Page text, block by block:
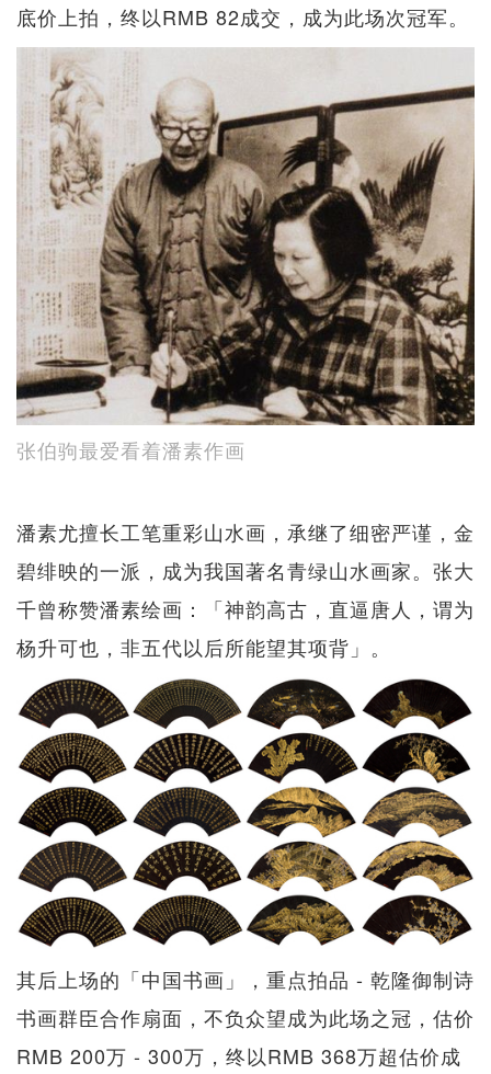
底价上拍，终以RMB 82成交，成为此场次冠军。
张伯驹最爱看着潘素作画
潘素尤擅长工笔重彩山水画，承继了细密严谨，金
碧绯映的一派，成为我国著名青绿山水画家。张大
千曾称赞潘素绘画：「神韵高古，直逼唐人，谓为
杨升可也，非五代以后所能望其项背」。
其后上场的「中国书画」，重点拍品 - 乾隆御制诗
书画群臣合作扇面，不负众望成为此场之冠，估价
RMB 200万 - 300万，终以RMB 368万超估价成